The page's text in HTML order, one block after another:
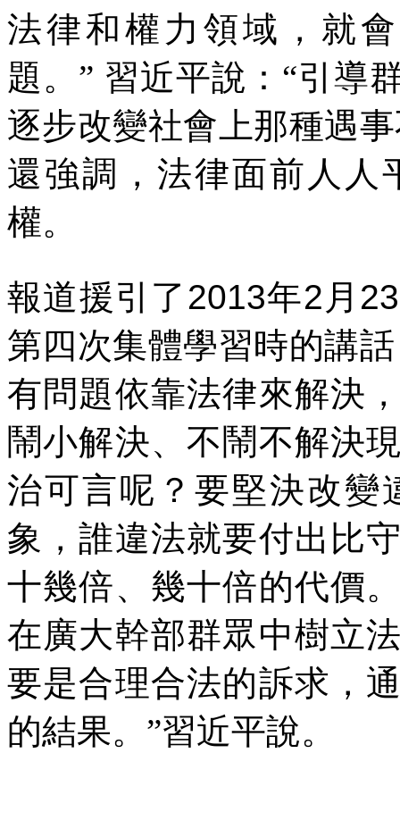
法律和權力領域，就
題。” 習近平說：“引導
逐步改變社會上那種遇
還強調，法律面前人人
權。
報道援引了 2013年2 月 23
第四次集體學習時的講
有問題依靠法律來解決
鬧小解決、不鬧不解決
治可言呢？要堅決改變
象，誰違法就要付出比
十幾倍、幾十倍的代價
在廣大幹部群眾中樹立
要是合理合法的訴求，
的結果。”習近平說。